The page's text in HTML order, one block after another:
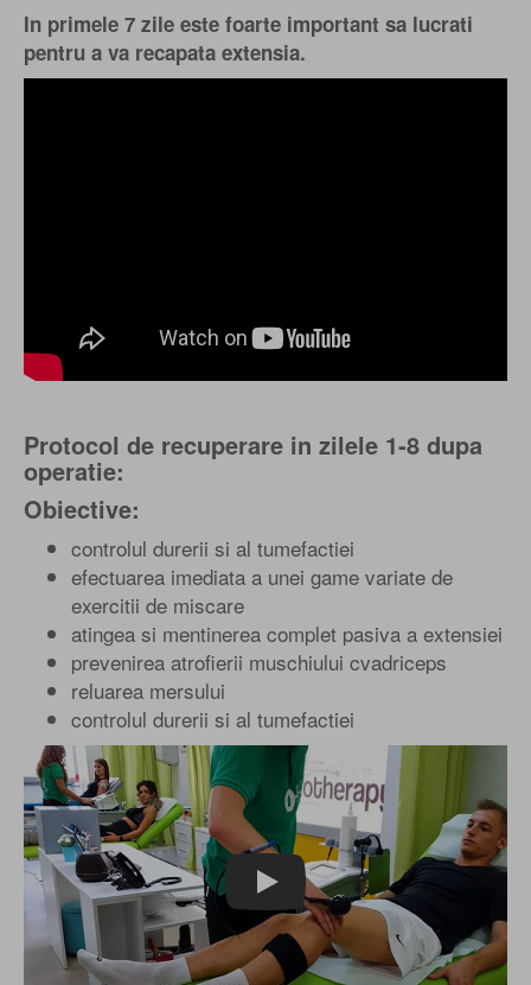
In primele 7 zile este foarte important sa lucrati
pentru a va recapata extensia.
Protocol de recuperare in zilele 1-8 dupa
operatie:
Obiective:
controlul durerii si al tumefactiei
efectuarea imediata a unei game variate de
exercitii de miscare
atingea si mentinerea complet pasiva a extensiei
prevenirea atrofierii muschiului cvadriceps
reluarea mersului
controlul durerii si al tumefactiei
Play